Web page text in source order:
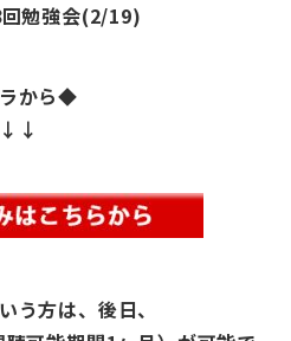
回勉強会(2/19)
ら◆
方は、後日、